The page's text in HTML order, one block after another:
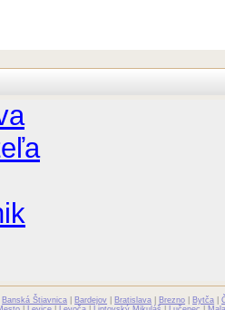
Banská Štiavnica Bardejov Bratislava Brezno Bytča |